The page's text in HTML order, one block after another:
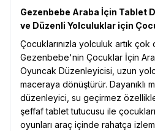
Gezenbebe Araba İçin Tablet
ve Düzenli Yolculuklar için
Çocuklarınızla yolculuk artık
Gezenbebe'nin Çocuklar İçin
Oyuncak Düzenleyicisi, uzun
maceraya dönüştürür. Dayanıklı
düzenleyici, su geçirmez
şeffaf tablet tutucusu ile
oyunları araç içinde rahatça